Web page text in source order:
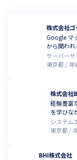
株式会社ゴ
Google マ
から関わ
サーバー
東京都
年
株式会社
経験豊富
を学びな
システム
東京都
BHI株式会社